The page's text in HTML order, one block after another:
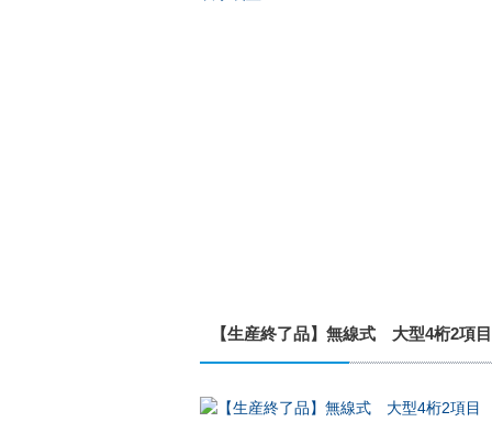
【生産終了品】無線式 大型4桁2